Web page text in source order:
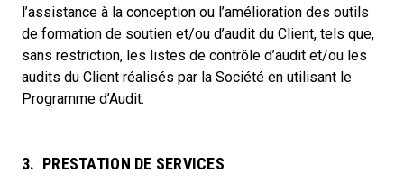
l’assistance à la conception ou l’amélioration des outils
de formation de soutien et/ou d’audit du Client, tels que,
sans restriction, les listes de contrôle d’audit et/ou les
audits du Client réalisés par la Société en utilisant le
Programme d’Audit.
3. PRESTATION DE SERVICES